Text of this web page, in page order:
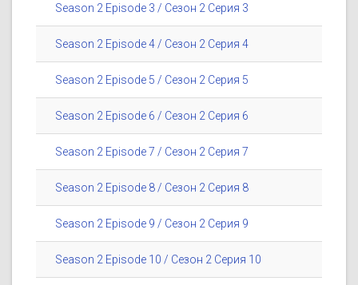
Season 2 Episode 3 / Сезон 2 Серия 3
Season 2 Episode 4 / Сезон 2 Серия 4
Season 2 Episode 5 / Сезон 2 Серия 5
Season 2 Episode 6 / Сезон 2 Серия 6
Season 2 Episode 7 / Сезон 2 Серия 7
Season 2 Episode 8 / Сезон 2 Серия 8
Season 2 Episode 9 / Сезон 2 Серия 9
Season 2 Episode 10 / Сезон 2 Серия 10